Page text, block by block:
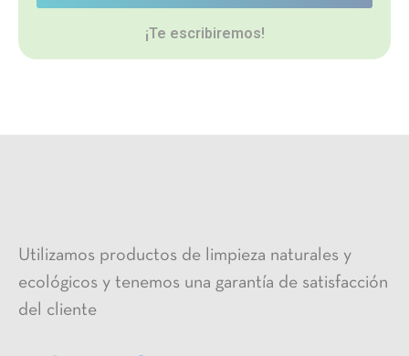
¡Te escribiremos!
Utilizamos productos de limpieza naturales y
ecológicos y tenemos una garantía de satisfacción
del cliente